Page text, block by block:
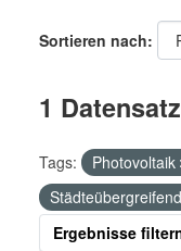
Sortieren nach
1
Tags: Photovoltaik
Ergebnisse